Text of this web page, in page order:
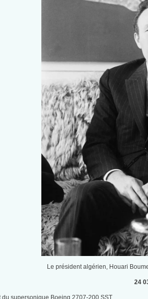
Le président algérien, Houari
24
supersonique Boeing 2707-200 SST